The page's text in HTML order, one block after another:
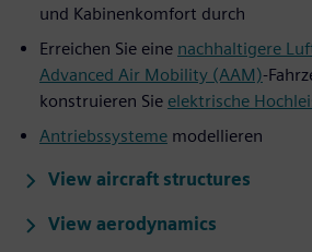
und Kabinenkomfort durch
Erreichen Sie eine nachhaltigere
Advanced Air Mobility (AAM)-
konstruieren Sie elektrische
Antriebssysteme modellieren
View aircraft structures
View aerodynamics